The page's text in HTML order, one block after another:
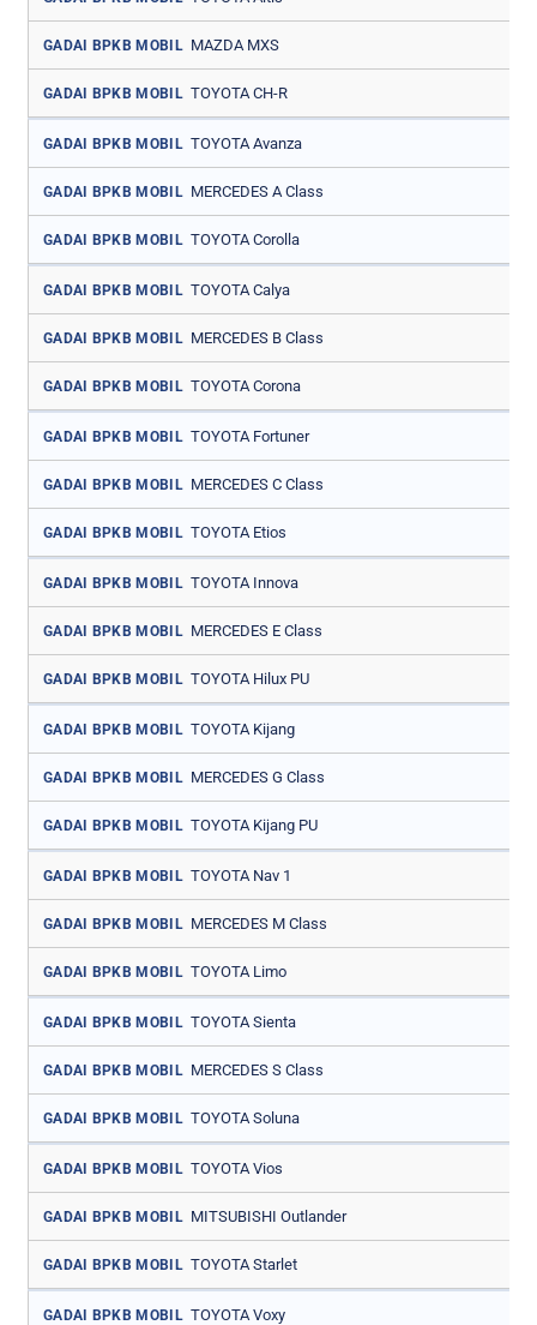
GADAI BPKB MOBIL MAZDA MXS
GADAI BPKB MOBIL TOYOTA CH-R
GADAI BPKB MOBIL TOYOTA Avanza
GADAI BPKB MOBIL MERCEDES A Class
GADAI BPKB MOBIL TOYOTA Corolla
GADAI BPKB MOBIL TOYOTA Calya
GADAI BPKB MOBIL MERCEDES B Class
GADAI BPKB MOBIL TOYOTA Corona
GADAI BPKB MOBIL TOYOTA Fortuner
GADAI BPKB MOBIL MERCEDES C Class
GADAI BPKB MOBIL TOYOTA Etios
GADAI BPKB MOBIL TOYOTA Innova
GADAI BPKB MOBIL MERCEDES E Class
GADAI BPKB MOBIL TOYOTA Hilux PU
GADAI BPKB MOBIL TOYOTA Kijang
GADAI BPKB MOBIL MERCEDES G Class
GADAI BPKB MOBIL TOYOTA Kijang PU
GADAI BPKB MOBIL TOYOTA Nav 1
GADAI BPKB MOBIL MERCEDES M Class
GADAI BPKB MOBIL TOYOTA Limo
GADAI BPKB MOBIL TOYOTA Sienta
GADAI BPKB MOBIL MERCEDES S Class
GADAI BPKB MOBIL TOYOTA Soluna
GADAI BPKB MOBIL TOYOTA Vios
GADAI BPKB MOBIL MITSUBISHI Outlander
GADAI BPKB MOBIL TOYOTA Starlet
GADAI BPKB MOBIL TOYOTA Voxy